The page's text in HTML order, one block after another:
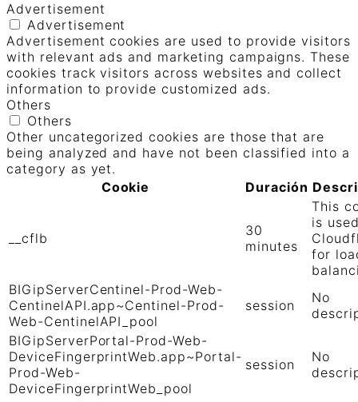
Advertisement
Advertisement
Advertisement cookies are used to provide visitors
with relevant ads and marketing campaigns. These
cookies track visitors across websites and collect
information to provide customized ads.
Others
Others
Other uncategorized cookies are those that are
being analyzed and have not been classified into a
category as yet.
Cookie
Duración
__cflb
30
minutes
This
is
for
BIGipServerCentinel-Prod-Web-
CentinelAPI.app~Centinel-Prod-
Web-CentinelAPI_pool
session
No
BIGipServerPortal-Prod-Web-
DeviceFingerprintWeb.app~Portal-
Prod-Web-
DeviceFingerprintWeb_pool
session
No